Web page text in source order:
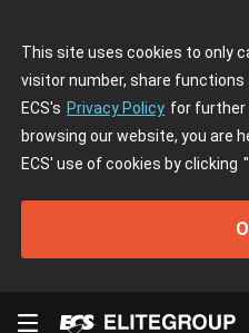
This site uses cookies to only
visitor number, share functions
ECS's Privacy Policy for further
browsing our website, you are
ECS' use of cookies by clicking